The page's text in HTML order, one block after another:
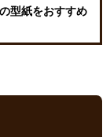
型紙をおすすめ